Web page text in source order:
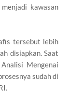
kawasan
tersebut lebih
disiapkan. Saat
Mengenai
sudah di